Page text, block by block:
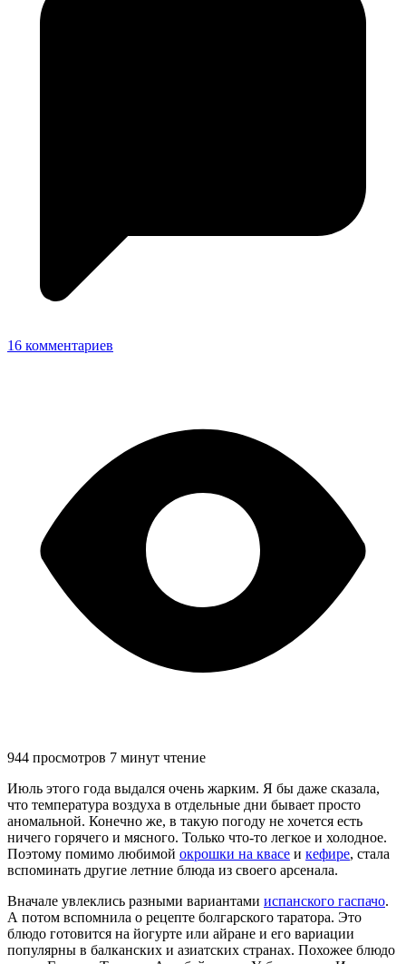
16 комментариев
944 просмотров 7 минут чтение
Июль этого года выдался очень жарким. Я бы даже сказала,
что температура воздуха в отдельные дни бывает просто
аномальной. Конечно же, в такую погоду не хочется есть
ничего горячего и мясного. Только что-то легкое и холодное.
Поэтому помимо любимой окрошки на квасе и кефире, стала
вспоминать другие летние блюда из своего арсенала.
Вначале увлеклись разными вариантами испанского гаспачо.
А потом вспомнила о рецепте болгарского таратора. Это
блюдо готовится на йогурте или айране и его вариации
популярны в балканских и азиатских странах. Похожее блюдо